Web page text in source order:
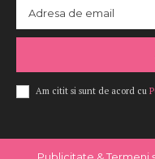
Am citit si sunt de acord cu
Publicitate & Termeni